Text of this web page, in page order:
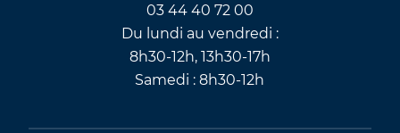
03 44 40 72 00
Du lundi au vendredi :
8h30-12h, 13h30-17h
Samedi : 8h30-12h